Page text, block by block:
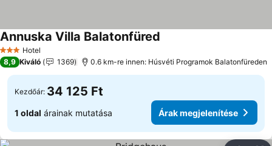
3 Kategória
Hotel
Annuska Villa Balatonfüred
8,9 Kiváló 1369 0.6 km-re innen: Húsvéti Programok Balatonfüreden
Kezdőár: 34 125 Ft
1 oldal árainak mutatása Árak megjelenítése